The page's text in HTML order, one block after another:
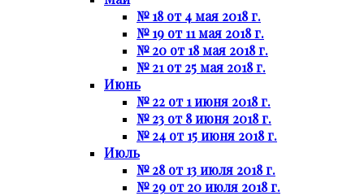
№ 18 от 4 мая 2018 г.
№ 19 от 11 мая 2018 г.
№ 20 от 18 мая 2018 г.
№ 21 от 25 мая 2018 г.
Июнь
№ 22 от 1 июня 2018 г.
№ 23 от 8 июня 2018 г.
№ 24 от 15 июня 2018 г.
Июль
№ 28 от 13 июля 2018 г.
№ 29 от 20 июля 2018 г.